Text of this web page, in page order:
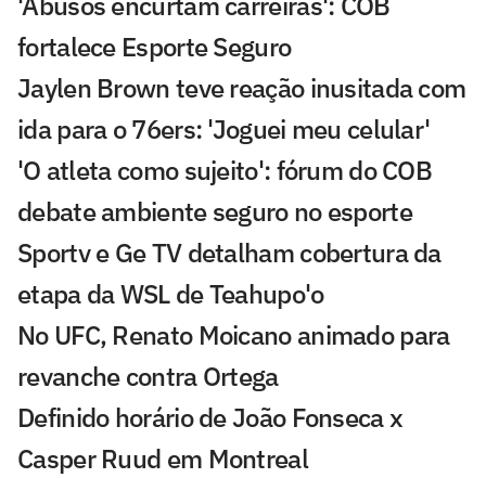
fortalece Esporte Seguro
Jaylen Brown teve reação inusitada com
ida para o 76ers: 'Joguei meu celular'
'O atleta como sujeito': fórum do COB
debate ambiente seguro no esporte
Sportv e Ge TV detalham cobertura da
etapa da WSL de Teahupo'o
No UFC, Renato Moicano animado para
revanche contra Ortega
Definido horário de João Fonseca x
Casper Ruud em Montreal